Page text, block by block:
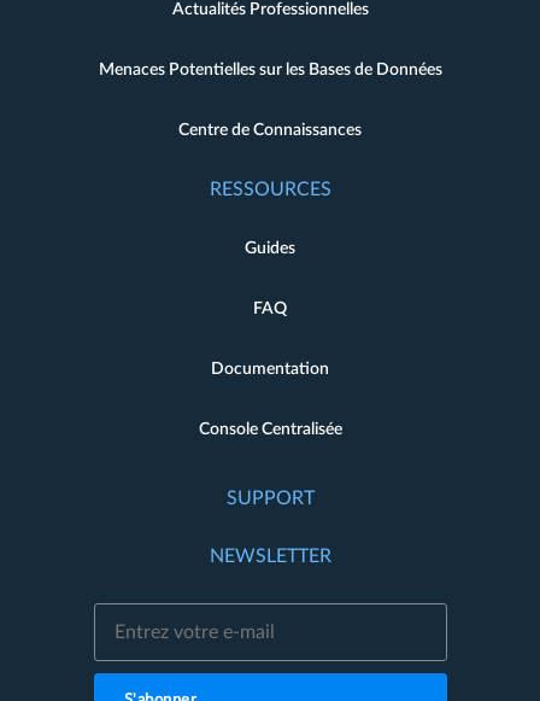
Actualités Professionnelles
Menaces Potentielles sur les Bases de Données
Centre de Connaissances
RESSOURCES
Guides
FAQ
Documentation
Console Centralisée
SUPPORT
NEWSLETTER